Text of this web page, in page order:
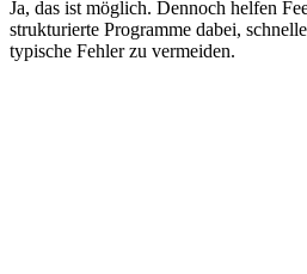
Ja, das ist möglich. Dennoch helfen
strukturierte Programme dabei,
typische Fehler zu vermeiden.